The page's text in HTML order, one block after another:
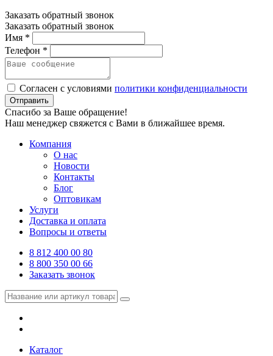
Заказать обратный звонок
Заказать обратный звонок
Имя *
Телефон *
Согласен с условиями политики конфиденциальности
Отправить
Спасибо за Ваше обращение!
Наш менеджер свяжется с Вами в ближайшее время.
Компания
О нас
Новости
Контакты
Блог
Оптовикам
Услуги
Доставка и оплата
Вопросы и ответы
8 812 400 00 80
8 800 350 00 66
Заказать звонок
Каталог